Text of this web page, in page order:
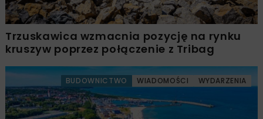
Trzuskawica wzmacnia pozycję na rynku
kruszyw poprzez połączenie z Tribag
BUDOWNICTWO WIADOMOŚCI WYDARZENIA